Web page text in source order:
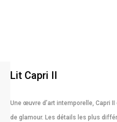
Lit Capri II
Une œuvre d’art intemporelle, Capri
de glamour. Les détails les plus